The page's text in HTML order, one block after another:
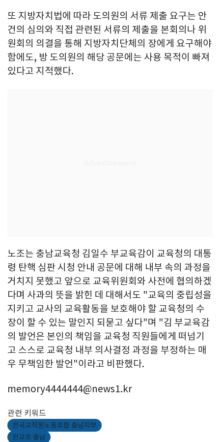
또 지방자치법에 따라 도의원의 서류 제출 요구는 안
건의 심의와 직접 관련된 서류의 제출을 본회의나 위
원회의 의결을 통해 지방자치단체의 장에게 요구해야
함에도, 방 도의원의 해당 공문에는 사용 목적이 빠져
있다고 지적했다.
노조는 충남교육청 김일수 부교육감이 교육청의 대통
령 탄핵 심판 시청 안내 공문에 대해 내부 속의 과정을
거치지 못했고 앞으로 교육위원회와 사전에 협의하겠
다며 사과의 뜻을 밝힌 데 대해서도 "교육의 중립성을
지키고 교사의 교육활동을 보호해야 할 교육청의 수
장이 할 수 있는 말인지 되묻고 싶다"며 "김 부교육감
의 발언은 본인의 책임을 교육청 직원들에게 떠넘기
고 스스로 교육청 내부 의사결정 과정을 부정하는 매
우 무책임한 발언"이라고 비판했다.
memory4444444@news1.kr
관련 키워드
전국교직원노동조합 충남지부
전교조 충남